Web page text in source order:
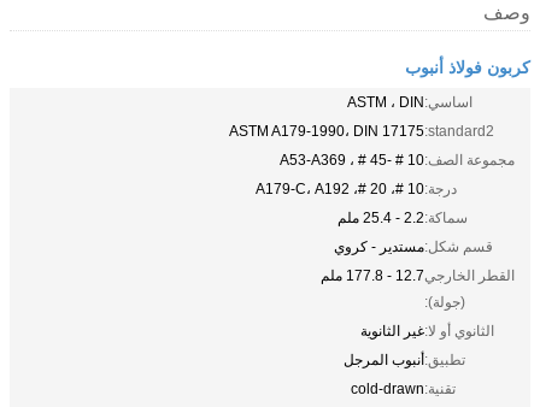
وصف
كربون فولاذ أنبوب
اساسي:ASTM ، DIN
standard2: ASTM A179-1990، DIN 17175
مجموعة الصف:10 # -45 # ، A53-A369
درجة:10 #، 20 #، A179-C، A192
سماكة:2.2 - 25.4 ملم
قسم شكل:مستدير - كروي
القطر الخارجي
(جولة):
12.7 - 177.8 ملم
الثانوي أو لا:غير الثانوية
تطبيق:أنبوب المرجل
تقنية:cold-drawn